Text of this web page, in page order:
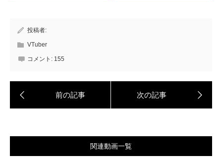
投稿者:
VTuber
コメント: 155
関連動画一覧